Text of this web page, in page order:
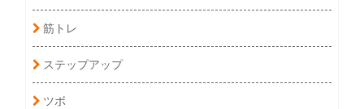
筋トレ
ステップアップ
ツボ